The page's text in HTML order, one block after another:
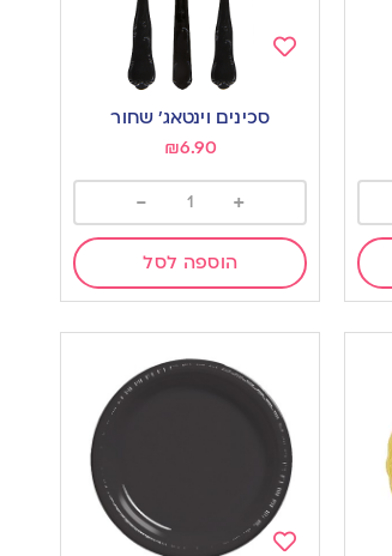
wishlist
סכינים וינטאג’ שחור
₪6.90
+
-
הוספה לסל